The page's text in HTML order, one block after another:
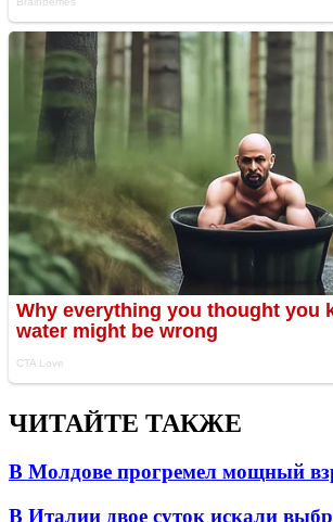
ЧИТАЙТЕ ТАКЖЕ
В Молдове прогремел мощный
В Италии двое суток искали